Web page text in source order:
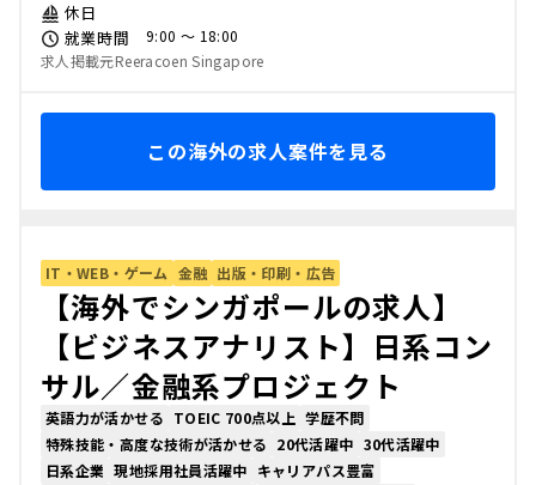
休日
就業時間
9:00 〜 18:00
求人掲載元Reeracoen Singapore
この海外の求人案件を見る
IT・WEB・ゲーム 金融 出版・印刷・広告
【海外でシンガポールの求人】
【ビジネスアナリスト】日系コン
サル／金融系プロジェクト
英語力が活かせる TOEIC 700点以上 学歴不問
特殊技能・高度な技術が活かせる 20代活躍中 30代活躍中
日系企業 現地採用社員活躍中 キャリアパス豊富